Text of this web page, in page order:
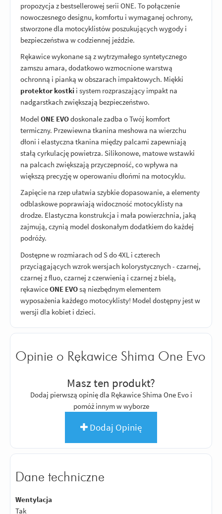
propozycja z bestsellerowej serii ONE. To połączenie
nowoczesnego designu, komfortu i wymaganej ochrony,
stworzone dla motocyklistów poszukujących wygody i
bezpieczeństwa w codziennej jeździe.
Rękawice wykonane są z wytrzymałego syntetycznego
zamszu amara, dodatkowo wzmocnione warstwą
ochronną i pianką w obszarach impaktowych. Miękki
protektor kostki i system rozpraszający impakt na
nadgarstkach zwiększają bezpieczeństwo.
Model ONE EVOdoskonale zadba o Twój komfort
termiczny. Przewiewna tkanina meshowa na wierzchu
dłoni i elastyczna tkanina między palcami zapewniają
stałą cyrkulację powietrza. Silikonowe, matowe wstawki
na palcach zwiększają przyczepność, co wpływa na
większą precyzję w operowaniu dłońmi na motocyklu.
Zapięcie na rzep ułatwia szybkie dopasowanie, a elementy
odblaskowe poprawiają widoczność motocyklisty na
drodze. Elastyczna konstrukcja i mała powierzchnia, jaką
zajmują, czynią model doskonałym dodatkiem do każdej
podróży.
Dostępne w rozmiarach od S do 4XL i czterech
przyciągających wzrok wersjach kolorystycznych - czarnej,
czarnej z fluo, czarnej z czerwienią i czarnej z bielą,
rękawiceONE EVOsą niezbędnym elementem
wyposażenia każdego motocyklisty! Model dostępny jest w
wersji dla kobiet i dzieci.
Opinie o Rękawice Shima One Evo
Masz ten produkt?
Dodaj pierwszą opinię dla Rękawice Shima One Evo i
pomóż innym w wyborze
Dodaj Opinię
Dane techniczne
Wentylacja
Tak